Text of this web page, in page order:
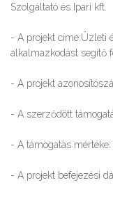
Szolgáltató és Ipari kft.
- A projekt címe:Üzleti
alkalmazkodást segítő
- A projekt
- A szerződött
- A támogatás mértéke:
- A projekt befejezési